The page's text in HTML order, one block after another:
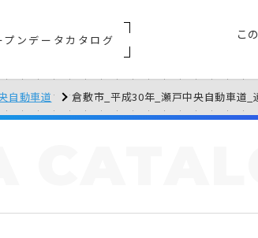
プンデータカタログ こ
自動車道 倉敷市_平成30年_瀬戸中央自動車道_